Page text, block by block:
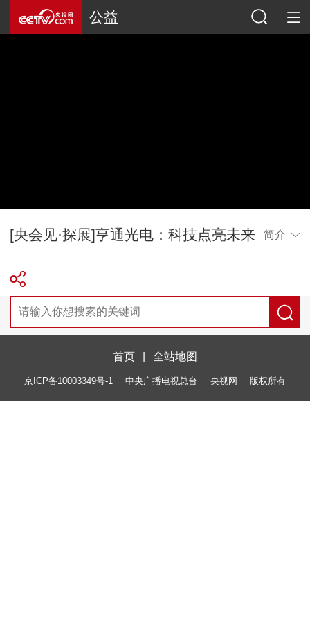
公益
[央会见·探展]亨通光电：科技点亮未来 简介
首页 全站地图
京ICP备10003349号-1 中央广播电视总台 央视网 版权所有